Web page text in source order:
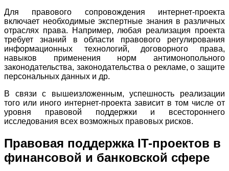
Для правового сопровождения интернет-проекта
включает необходимые экспертные знания в различных
отраслях права. Например, любая реализация проекта
требует знаний в области правового регулирования
информационных технологий, договорного права,
навыков применения норм антимонопольного
законодательства, законодательства о рекламе, о защите
персональных данных и др.
В связи с вышеизложенным, успешность реализации
того или иного интернет-проекта зависит в том числе от
уровня правовой поддержки и всестороннего
исследования всех возможных правовых рисков.
Правовая поддержка IT-проектов в
финансовой и банковской сфере